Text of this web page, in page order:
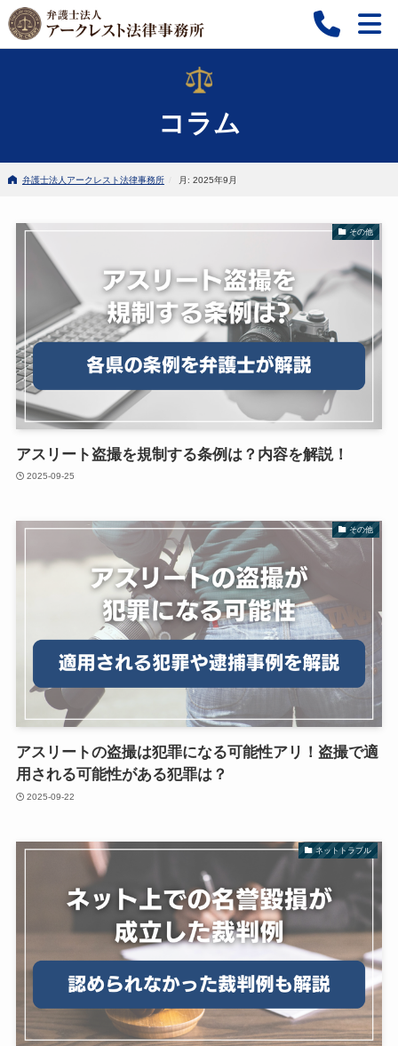
コラム
弁護士法人アークレスト法律事務所 月: 2025年9月
その他
アスリート盗撮を規制する条例は？内容を解説！
2025-09-25
その他
アスリートの盗撮は犯罪になる可能性アリ！盗撮で適
用される可能性がある犯罪は？
2025-09-22
ネットトラブル